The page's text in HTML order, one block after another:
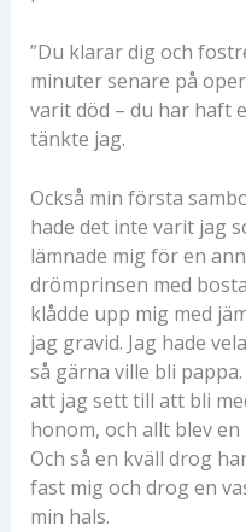
”Du klarar dig och
minuter senare på
varit död – du har haft
tänkte jag.
Också min första
hade det inte varit jag
lämnade mig för en
drömprinsen med
klådde upp mig med
jag gravid. Jag hade
så gärna ville bli
att jag sett till att bli
honom, och allt blev
Och så en kväll drog
fast mig och drog en
min hals.